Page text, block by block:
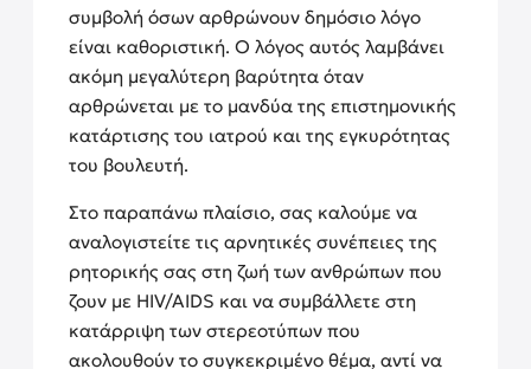
συμβολή όσων αρθρώνουν δημόσιο λόγο
είναι καθοριστική. Ο λόγος αυτός λαμβάνει
ακόμη μεγαλύτερη βαρύτητα όταν
αρθρώνεται με το μανδύα της επιστημονικής
κατάρτισης του ιατρού και της εγκυρότητας
του βουλευτή.
Στο παραπάνω πλαίσιο, σας καλούμε να
αναλογιστείτε τις αρνητικές συνέπειες της
ρητορικής σας στη ζωή των ανθρώπων που
ζουν με HIV/AIDS και να συμβάλλετε στη
κατάρριψη των στερεοτύπων που
ακολουθούν το συγκεκριμένο θέμα, αντί να